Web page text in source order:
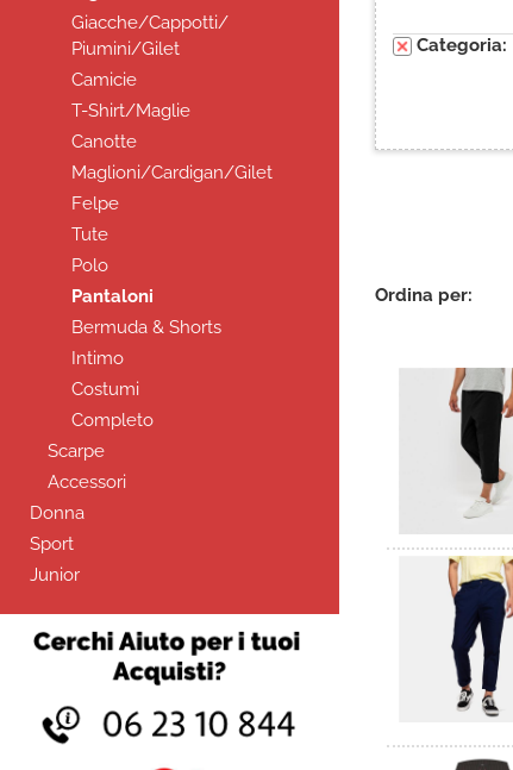
Giacche/Cappotti/
Piumini/Gilet
Camicie
T-Shirt/Maglie
Canotte
Maglioni/Cardigan/Gilet
Felpe
Tute
Polo
Pantaloni
Bermuda & Shorts
Intimo
Costumi
Completo
Scarpe
Accessori
Donna
Sport
Junior
Categoria:
Ordina per: